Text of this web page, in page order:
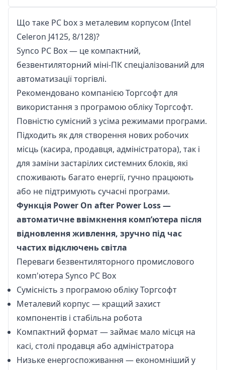
Що таке PC box з металевим корпусом (Intel
Celeron J4125, 8/128)?
Synco PC Box — це компактний,
безвентиляторний міні-ПК спеціалізований для
автоматизації торгівлі.
Рекомендовано компанією Торгсофт для
використання з програмою облікуТоргсофт.
Повністю сумісний з усіма режимами програми.
Підходить як для створення нових робочих
місць (касира, продавця, адміністратора), так і
для заміни застарілих системних блоків, які
споживають багато енергії, гучно працюють
або не підтримують сучасні програми.
Функція Power On after Power Loss —
автоматичне ввімкнення комп’ютера після
відновлення живлення, зручно під час
частих відключень світла
Переваги безвентиляторного промислового
комп'ютера Synco PC Box
Сумісність з програмою обліку Торгсофт
Металевий корпус — кращий захист
компонентів і стабільна робота
Компактний формат — займає мало місця на
касі, столі продавця або адміністратора
Низьке енергоспоживання — економніший у